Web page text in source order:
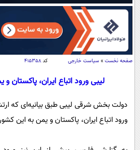
سواد زندگی
سیاسی
اقتصاد
جامعه
حوادث
یک برش دانایی
بین الملل
سیاست خارجی
فرهنگ و هنر
صفحه نخست » سیاست خارجی کد ۴۱۵۳۵۸
لیبی ورود اتباع ایران، پاکستان
دولت بخش شرقی لیبی طبق بیانیه‌ای که
ورود اتباع ایران، پاکستان و یمن به این